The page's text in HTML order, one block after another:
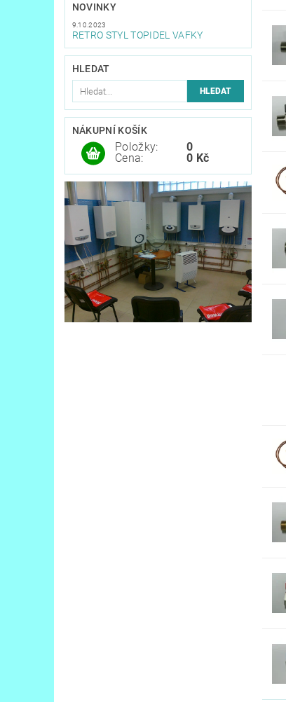
NOVINKY
9.10.2023
RETRO STYL TOPIDEL VAFKY
HLEDAT
NÁKUPNÍ KOŠÍK
Položky:
Cena:
0
0 Kč